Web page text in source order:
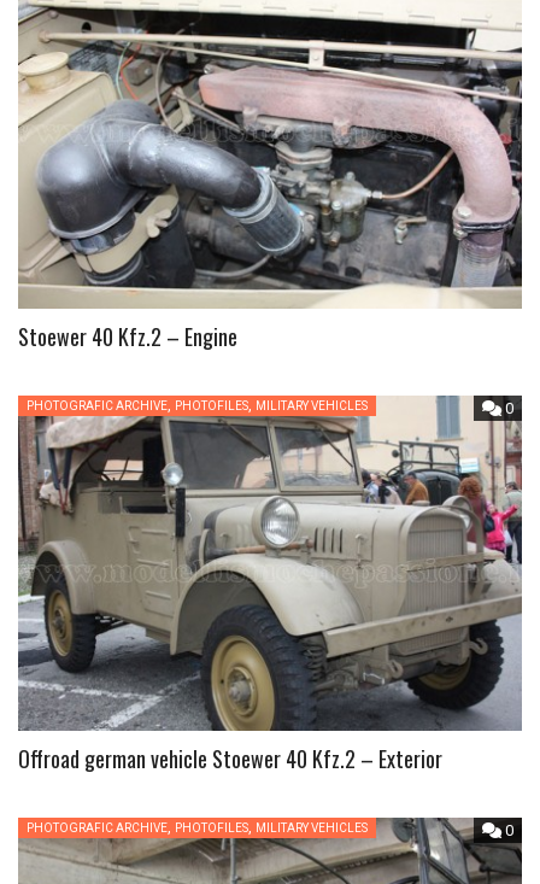
Stoewer 40 Kfz.2 – Engine
0
PHOTOGRAFIC ARCHIVE PHOTOFILES MILITARY VEHICLES
Offroad german vehicle Stoewer 40 Kfz.2 – Exterior
0
PHOTOGRAFIC ARCHIVE PHOTOFILES MILITARY VEHICLES